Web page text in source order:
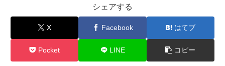
シェアする
X Facebook はてブ
Pocket LINE コピー